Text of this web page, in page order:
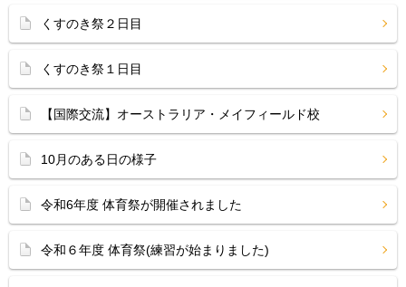
くすのき祭２日目
くすのき祭１日目
【国際交流】オーストラリア・メイフィールド校
10月のある日の様子
令和6年度 体育祭が開催されました
令和６年度 体育祭(練習が始まりました)